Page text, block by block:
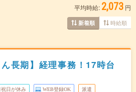
平均時給: 2,073 円
新着順 時給順
長期】経理事務！17時台
祝日が休み WEB登録OK 派遣